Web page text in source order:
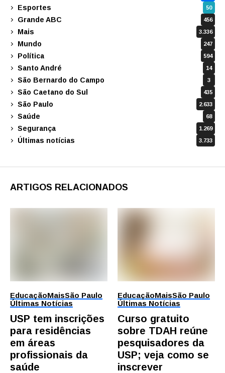
Esportes 50
Grande ABC 456
Mais 3.336
Mundo 247
Política 594
Santo André 14
São Bernardo do Campo 3
São Caetano do Sul 435
São Paulo 2.633
Saúde 68
Segurança 1.269
Últimas notícias 3.733
ARTIGOS RELACIONADOS
EducaçãoMaisSão Paulo
Últimas Notícias
USP tem inscrições
para residências
em áreas
profissionais da
saúde
EducaçãoMaisSão Paulo
Últimas Notícias
Curso gratuito
sobre TDAH reúne
pesquisadores da
USP; veja como se
inscrever